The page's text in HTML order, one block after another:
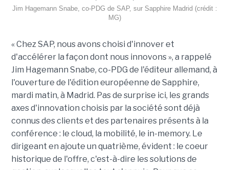
Jim Hagemann Snabe, co-PDG de SAP, sur Sapphire Madrid (crédit :
MG)
« Chez SAP, nous avons choisi d'innover et
d'accélérer la façon dont nous innovons », a rappelé
Jim Hagemann Snabe, co-PDG de l'éditeur allemand, à
l'ouverture de l'édition européenne de Sapphire,
mardi matin, à Madrid. Pas de surprise ici, les grands
axes d'innovation choisis par la société sont déjà
connus des clients et des partenaires présents à la
conférence : le cloud, la mobilité, le in-memory. Le
dirigeant en ajoute un quatrième, évident : le coeur
historique de l'offre, c'est-à-dire les solutions de